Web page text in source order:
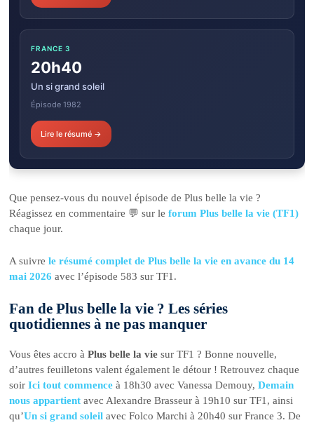
FRANCE 3
20h40
Un si grand soleil
Épisode 1982
Lire le résumé →
Que pensez-vous du nouvel épisode de Plus belle la vie ?
Réagissez en commentaire 💬 sur leforum Plus belle la vie (TF1)
chaque jour.
A suivrele résumé complet de Plus belle la vie en avance du 14
mai 2026 avec l’épisode 583 sur TF1.
Fan de Plus belle la vie ? Les séries
quotidiennes à ne pas manquer
Vous êtes accro àPlus belle la vie sur TF1 ? Bonne nouvelle,
d’autres feuilletons valent également le détour ! Retrouvez chaque
soirIci tout commence à 18h30 avec Vanessa Demouy,Demain
nous appartient avec Alexandre Brasseur à 19h10 sur TF1, ainsi
qu’Un si grand soleil avec Folco Marchi à 20h40 sur France 3. De